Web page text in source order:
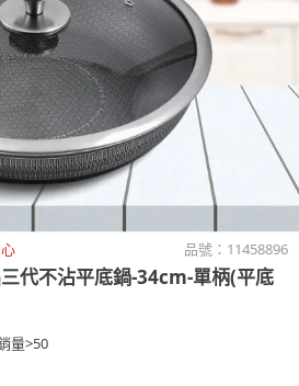
品號： 11458896
代不沾平底鍋-34cm-單柄(平底
量>50